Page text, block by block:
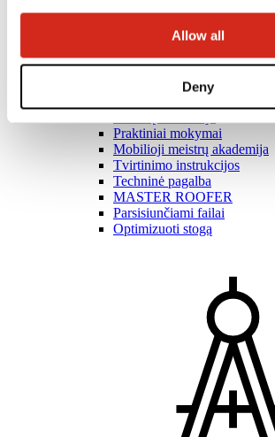
Allow all
Deny
Praktiniai mokymai
Mobilioji meistrų akademija
Tvirtinimo instrukcijos
Techninė pagalba
MASTER ROOFER
Parsisiunčiami failai
Optimizuoti stogą